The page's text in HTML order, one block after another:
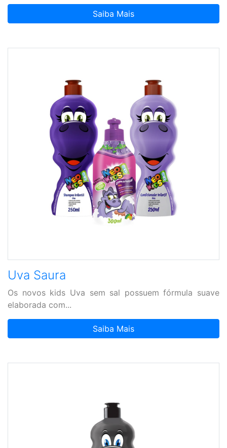
Saiba Mais
Uva Saura
Os novos kids Uva sem sal possuem fórmula suave
elaborada com...
Saiba Mais